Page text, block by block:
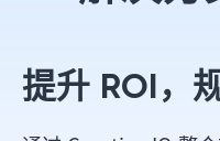
提升 ROI，